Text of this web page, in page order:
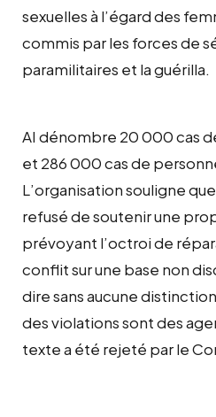
sexuelles à l’égard des
commis par les forces de
paramilitaires et la guérilla.
AI dénombre 20 000 cas
et 286 000 cas de
L’organisation souligne
refusé de soutenir une
prévoyant l’octroi de
conflit sur une base non
dire sans aucune
des violations sont des
texte a été rejeté par le